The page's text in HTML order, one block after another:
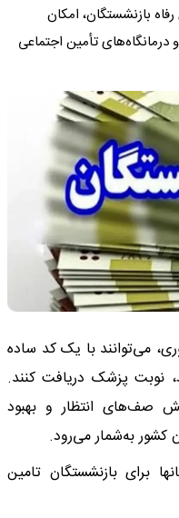
بازنشستگان، امکان
درمانگاه‌های تأمین اجتماعی
می‌توانند با یک کد ساده
نوبت پزشک دریافت کنند.
صف‌های انتظار و بهبود
کشور به‌شمار می‌رود.
برای بازنشستگان تامین